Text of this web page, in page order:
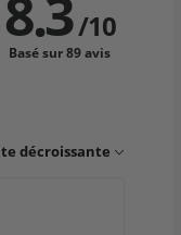
8.3/10
Basé sur 89 avis
décroissante